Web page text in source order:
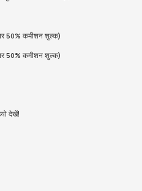
50% कमीशन शुल्क)
पर 50% कमीशन शुल्क)
देखें!